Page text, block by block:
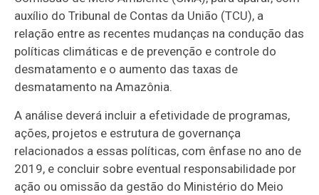
auxílio do Tribunal de Contas da União (TCU), a
relação entre as recentes mudanças na condução das
políticas climáticas e de prevenção e controle do
desmatamento e o aumento das taxas de
desmatamento na Amazônia.
A análise deverá incluir a efetividade de programas,
ações, projetos e estrutura de governança
relacionados a essas políticas, com ênfase no ano de
2019, e concluir sobre eventual responsabilidade por
ação ou omissão da gestão do Ministério do Meio